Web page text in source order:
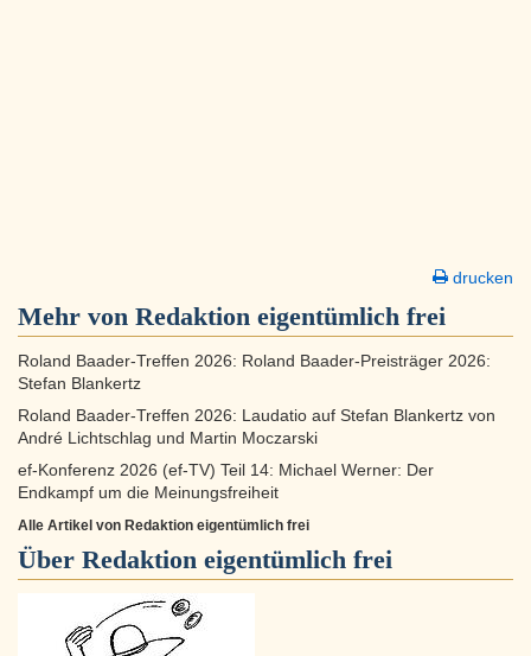
drucken
Mehr von Redaktion eigentümlich frei
Roland Baader-Treffen 2026: Roland Baader-Preisträger 2026:
Stefan Blankertz
Roland Baader-Treffen 2026: Laudatio auf Stefan Blankertz von
André Lichtschlag und Martin Moczarski
ef-Konferenz 2026 (ef-TV) Teil 14: Michael Werner: Der
Endkampf um die Meinungsfreiheit
Alle Artikel von Redaktion eigentümlich frei
Über Redaktion eigentümlich frei